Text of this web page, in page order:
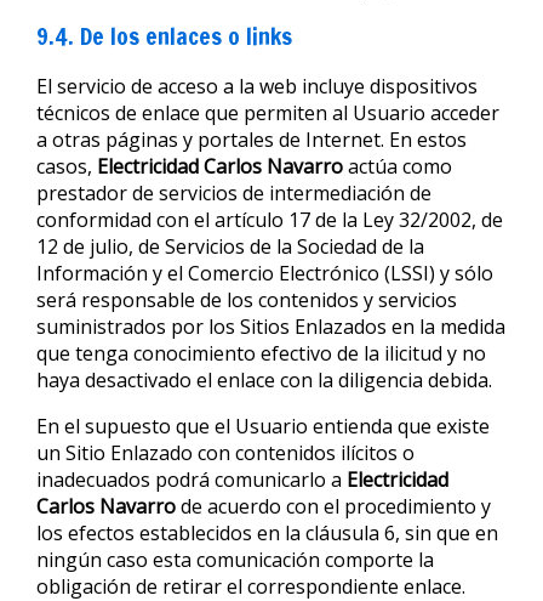
9.4. De los enlaces o links
El servicio de acceso a la web incluye dispositivos
técnicos de enlace que permiten al Usuario acceder
a otras páginas y portales de Internet. En estos
casos, Electricidad Carlos Navarroactúa como
prestador de servicios de intermediación de
conformidad con el artículo 17 de la Ley 32/2002, de
12 de julio, de Servicios de la Sociedad de la
Información y el Comercio Electrónico (LSSI) y sólo
será responsable de los contenidos y servicios
suministrados por los Sitios Enlazados en la medida
que tenga conocimiento efectivo de la ilicitud y no
haya desactivado el enlace con la diligencia debida.
En el supuesto que el Usuario entienda que existe
un Sitio Enlazado con contenidos ilícitos o
inadecuados podrá comunicarlo a Electricidad
Carlos Navarrode acuerdo con el procedimiento y
los efectos establecidos en la cláusula 6, sin que en
ningún caso esta comunicación comporte la
obligación de retirar el correspondiente enlace.